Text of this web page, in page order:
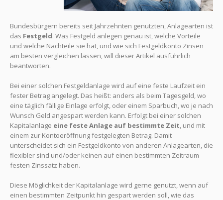
Bundesbürgern bereits seit Jahrzehnten genutzten, Anlagearten ist
das Festgeld. Was Festgeld anlegen genau ist, welche Vorteile
und welche Nachteile sie hat, und wie sich Festgeldkonto Zinsen
am besten vergleichen lassen, will dieser Artikel ausführlich
beantworten.
Bei einer solchen Festgeldanlage wird auf eine feste Laufzeit ein
fester Betrag angelegt. Das heißt: anders als beim Tagesgeld, wo
eine täglich fällige Einlage erfolgt, oder einem Sparbuch, wo je nach
Wunsch Geld angespart werden kann. Erfolgt bei einer solchen
Kapitalanlage eine feste Anlage auf bestimmte Zeit, und mit
einem zur Kontoeröffnung festgelegten Betrag. Damit
unterscheidet sich ein Festgeldkonto von anderen Anlagearten, die
flexibler sind und/oder keinen auf einen bestimmten Zeitraum
festen Zinssatz haben.
Diese Möglichkeit der Kapitalanlage wird gerne genutzt, wenn auf
einen bestimmten Zeitpunkt hin gespart werden soll, wie das